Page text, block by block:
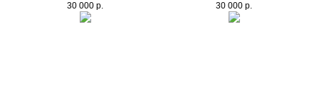
30 000 р. 30 000 р.